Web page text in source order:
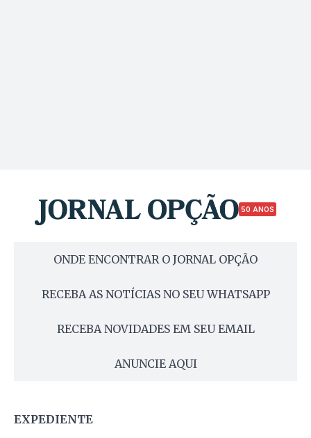
50 ANOS
ONDE ENCONTRAR O JORNAL OPÇÃO
RECEBA AS NOTÍCIAS NO SEU WHATSAPP
RECEBA NOVIDADES EM SEU EMAIL
ANUNCIE AQUI
EXPEDIENTE